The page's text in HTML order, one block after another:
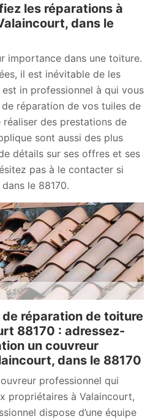
les réparations à
dans le
importance dans une toiture.
il est inévitable de les
in professionnel à qui vous
réparation de vos tuiles de
des prestations de
sont aussi des plus
détails sur ses offres et ses
pas à le contacter si
le 88170.
réparation de toiture
88170 : adressez-
un couvreur
dans le 88170
professionnel qui
propriétaires à Valaincourt,
dispose d’une équipe